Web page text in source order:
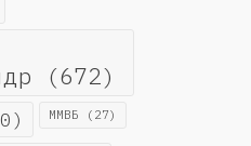
(672)
ММВБ (27)